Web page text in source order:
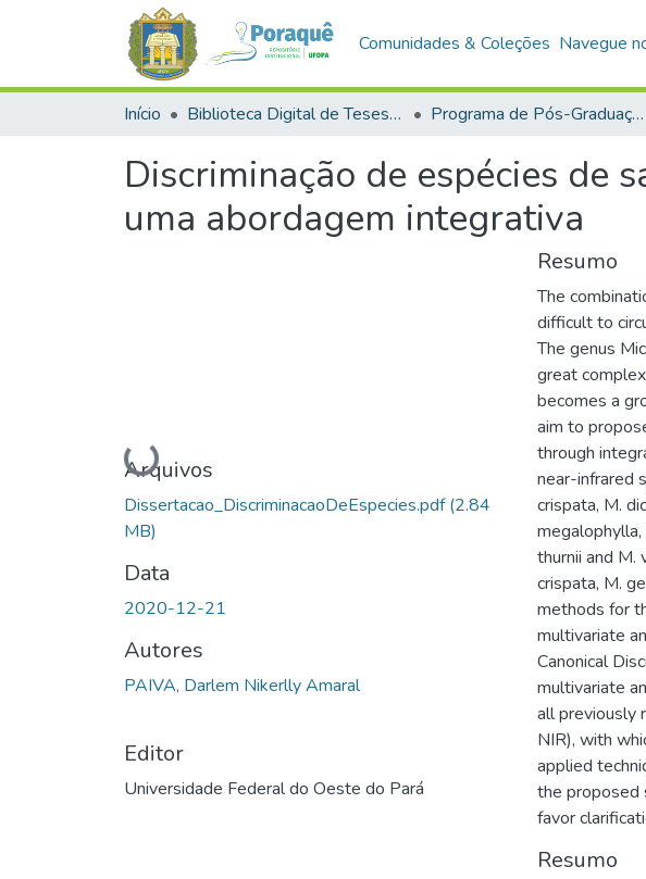
Comunidades & Coleções Navegue
Início Biblioteca Digital de Teses e Dissertações (BDTD) Programa de Pós-Graduação em Biodiversidade (PPGBEES)
Discriminação de espécies de
uma abordagem integrativa
Carregando...
Arquivos
Dissertacao_DiscriminacaoDeEspecies.pdf(2.84
MB)
Data
2020-12-21
Autores
PAIVA, Darlem Nikerlly Amaral
Editor
Universidade Federal do Oeste do Pará
Resumo
The
difficult to
The genus
great
becomes a
aim to
through
near-infrared
crispata, M.
megalophylla,
thurnii and M.
crispata, M.
methods for
multivariate
Canonical
multivariate
all previously
NIR), with
applied
the proposed
favor
Resumo